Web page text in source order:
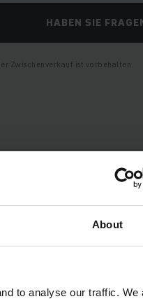
About
to analyse our traffic. We
HABEN SIE
Zwischenverkauf ist vorbehalten.
Spezifikationen und